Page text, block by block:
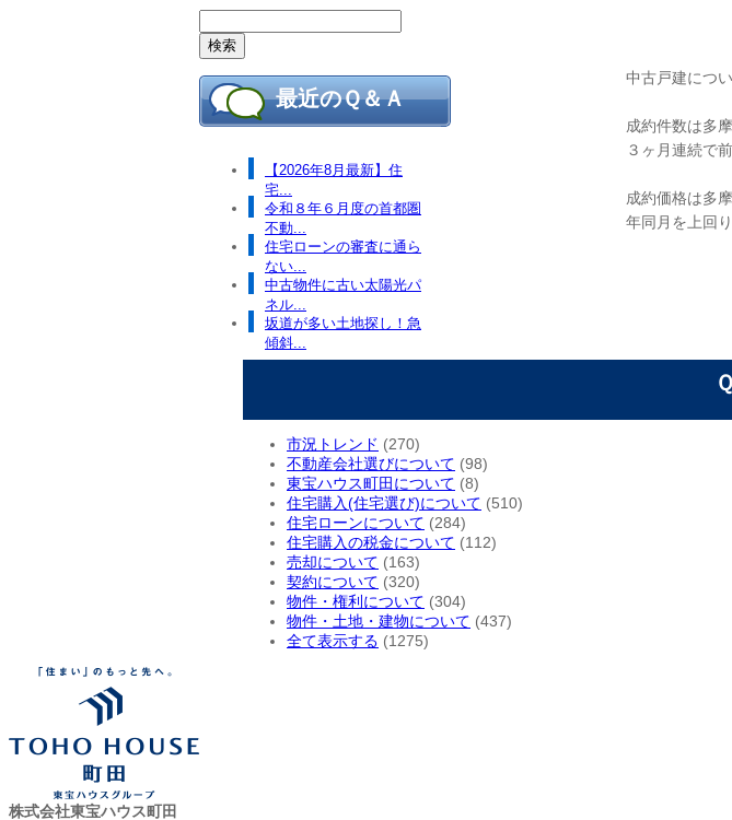
最近のＱ＆Ａ
【2026年8月最新】住
宅...
令和８年６月度の首都圏
不動...
住宅ローンの審査に通ら
ない...
中古物件に古い太陽光パ
ネル...
坂道が多い土地探し！急
傾斜...
中古戸建につ
成約件数は多
３ヶ月連続で
成約価格は多
年同月を上回り
市況トレンド (270)
不動産会社選びについて (98)
東宝ハウス町田について (8)
住宅購入(住宅選び)について (510)
住宅ローンについて (284)
住宅購入の税金について (112)
売却について (163)
契約について (320)
物件・権利について (304)
物件・土地・建物について (437)
全て表示する (1275)
株式会社東宝ハウス町田